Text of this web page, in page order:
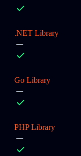
.NET Library
Go Library
PHP Library